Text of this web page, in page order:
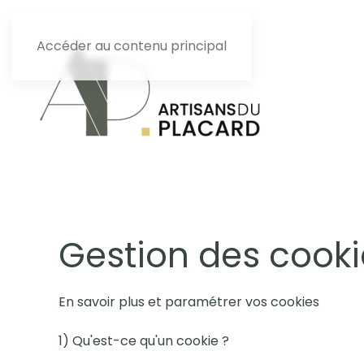
Accéder au contenu principal
Gestion des
En savoir plus et paramétrer vos cookies
1) Qu'est-ce qu'un cookie ?